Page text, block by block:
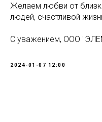
Желаем любви от
людей, счастливой
С уважением, ООО
2024-01-07 12:00